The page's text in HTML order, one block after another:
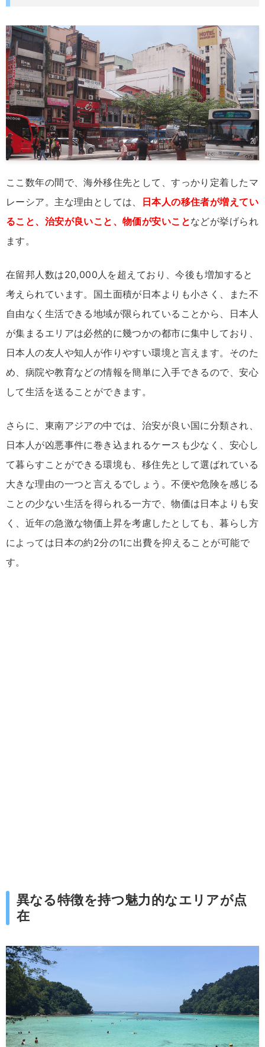
ここ数年の間で、海外移住先として、すっかり定着したマ
レーシア。主な理由としては、
日本人の移住者が増えてい
ること、治安が良いこと、物価が安いことなどが挙げられ
ます。
在留邦人数は20,000人を超えており、今後も増加すると
考えられています。国土面積が日本よりも小さく、また不
自由なく生活できる地域が限られていることから、日本人
が集まるエリアは必然的に幾つかの都市に集中しており、
日本人の友人や知人が作りやすい環境と言えます。そのた
め、病院や教育などの情報を簡単に入手できるので、安心
して生活を送ることができます。
さらに、東南アジアの中では、治安が良い国に分類され、
日本人が凶悪事件に巻き込まれるケースも少なく、安心し
て暮らすことができる環境も、移住先として選ばれている
大きな理由の一つと言えるでしょう。不便や危険を感じる
ことの少ない生活を得られる一方で、物価は日本よりも安
く、近年の急激な物価上昇を考慮したとしても、暮らし方
によっては日本の約2分の1に出費を抑えることが可能で
す。
異なる特徴を持つ魅力的なエリアが点
在